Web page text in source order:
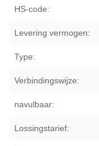
HS-code:
Levering vermogen:
Type:
Verbindingswijze:
navulbaar:
Lossingstarief: